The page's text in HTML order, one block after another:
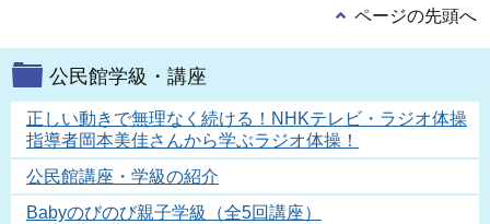
ページの先頭へ
公民館学級・講座
正しい動きで無理なく続ける！NHKテレビ・ラジオ体操
指導者岡本美佳さんから学ぶラジオ体操！
公民館講座・学級の紹介
Babyのびのび親子学級（全5回講座）